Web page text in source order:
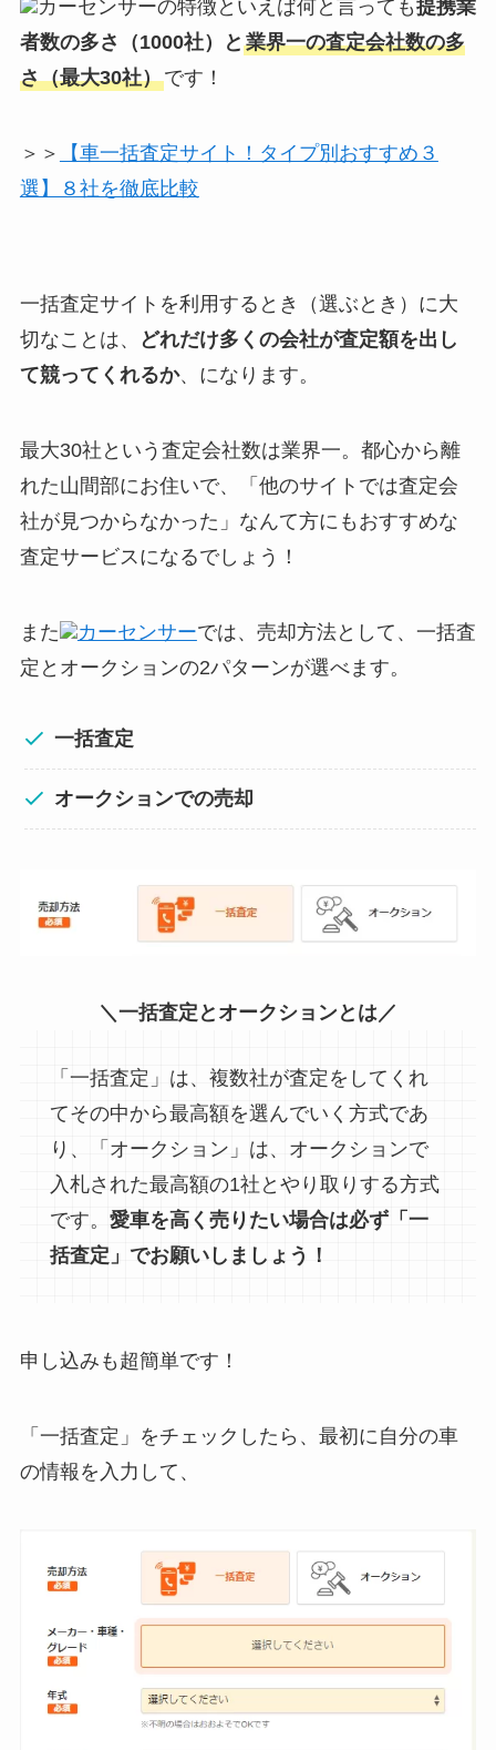
カーセンサーの特徴といえば何と言っても提携業
者数の多さ（1000社）と 業界一の査定会社数の多
さ（最大30社）です！
＞＞
【車一括査定サイト！タイプ別おすすめ３
選】８社を徹底比較
一括査定サイトを利用するとき（選ぶとき）に大
切なことは、
どれだけ多くの会社が査定額を出し
て競ってくれるか、になります。
最大30社という査定会社数は業界一。都心から離
れた山間部にお住いで、「他のサイトでは査定会
社が見つからなかった」なんて方にもおすすめな
査定サービスになるでしょう！
また カーセンサーでは、売却方法として、一括査
定とオークションの2パターンが選べます。
一括査定
オークションでの売却
＼一括査定とオークションとは／
「一括査定」は、複数社が査定をしてくれ
てその中から最高額を選んでいく方式であ
り、「オークション」は、オークションで
入札された最高額の1社とやり取りする方式
です。 愛車を高く売りたい場合は必ず「一
括査定」でお願いしましょう！
申し込みも超簡単です！
「一括査定」をチェックしたら、最初に自分の車
の情報を入力して、